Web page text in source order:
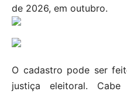
de 2026, em outubro.
O cadastro pode ser
justiça eleitoral.